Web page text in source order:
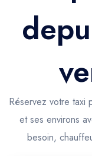
Nos services
Nos
Trajet Gare
Trajet Port
Trajet
Trajet Santé
Taxis aéroport
Réservation
Actualités &
Contactez-
Réservez votre taxi
et ses environs
besoin,